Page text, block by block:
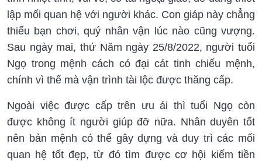
lập mối quan hệ với người khác. Con giáp này chẳng
thiếu bạn chơi, quý nhân vận lúc nào cũng vượng.
Sau ngày mai, thứ Năm ngày 25/8/2022, người tuổi
Ngọ trong mệnh cách có đại cát tinh chiếu mệnh,
chính vì thế mà vận trình tài lộc được thăng cấp.
Ngoài việc được cấp trên ưu ái thì tuổi Ngọ còn
được không ít người giúp đỡ nữa. Nhân duyên tốt
nên bản mệnh có thể gây dựng và duy trì các mối
quan hệ tốt đẹp, từ đó tìm được cơ hội kiếm tiền